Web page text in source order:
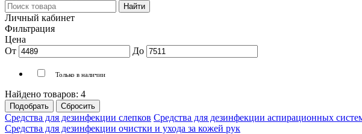
Личный кабинет
Фильтрация
Цена
От
До
Только в наличии
Найдено товаров: 4
Средства для дезинфекции слепков Средства для дезинфекции аспирационных
Средства для дезинфекции очистки и ухода за кожей рук